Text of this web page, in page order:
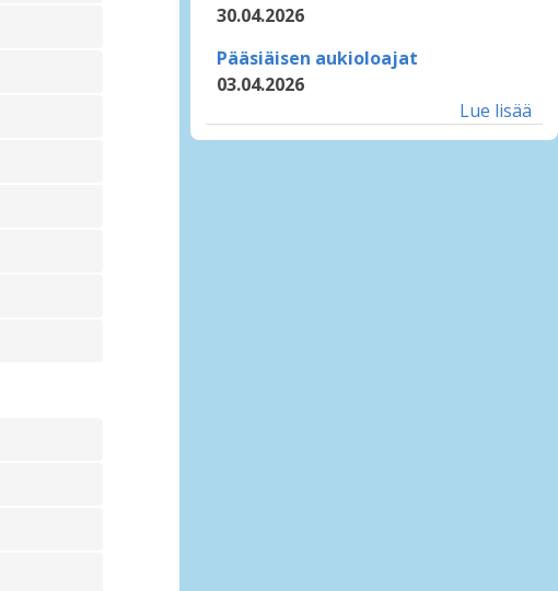
30.04.2026
Pääsiäisen aukioloajat
03.04.2026
Lue lisää